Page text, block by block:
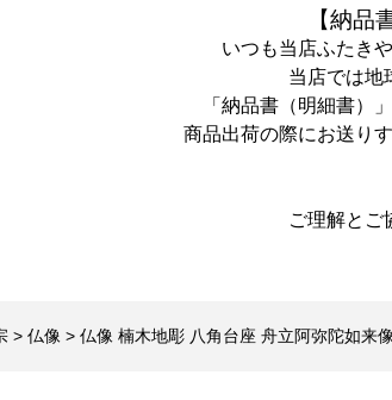
【納品
いつも当店ふたき
当店では地
「納品書（明細書）
商品出荷の際にお送り
ご理解とご
仏像 仏像 楠木地彫 八角台座 舟立阿弥陀如来